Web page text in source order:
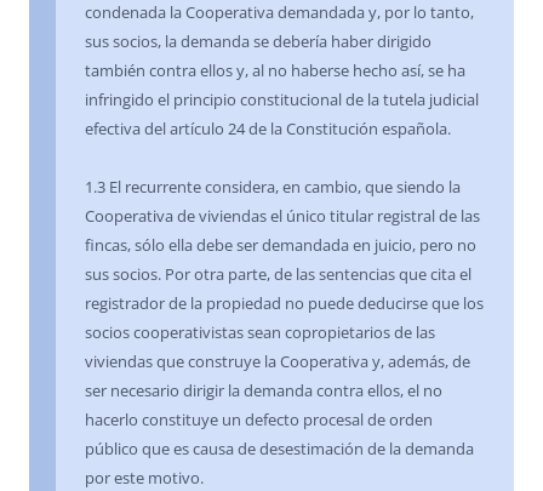
condenada la Cooperativa demandada y, por lo tanto,
sus socios, la demanda se debería haber dirigido
también contra ellos y, al no haberse hecho así, se ha
infringido el principio constitucional de la tutela judicial
efectiva del artículo 24 de la Constitución española.
1.3 El recurrente considera, en cambio, que siendo la
Cooperativa de viviendas el único titular registral de las
fincas, sólo ella debe ser demandada en juicio, pero no
sus socios. Por otra parte, de las sentencias que cita el
registrador de la propiedad no puede deducirse que los
socios cooperativistas sean copropietarios de las
viviendas que construye la Cooperativa y, además, de
ser necesario dirigir la demanda contra ellos, el no
hacerlo constituye un defecto procesal de orden
público que es causa de desestimación de la demanda
por este motivo.